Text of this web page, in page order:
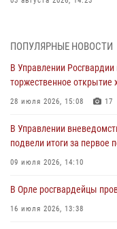
участке
Жительница Мценска
ружьё
Сотрудники Росгвардии
30 июля 2026, 14:27
Росгвардейцы проверили
детских лагерей «Мечта»
ПОПУЛЯРНЫЕ НОВОСТИ
В Управлении
торжественное открытие
28 июля 2026, 15:08 17
В Управлении
подвели итоги за первое
09 июля 2026, 14:10
В Орле росгвардейцы
16 июля 2026, 13:38